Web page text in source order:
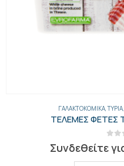
ΓΑΛΑΚΤΟΚΟΜΙΚΆ,ΤΥΡΙΆ,
ΤΕΛΕΜΕΣ ΦΕΤΕΣ
Συνδεθείτε